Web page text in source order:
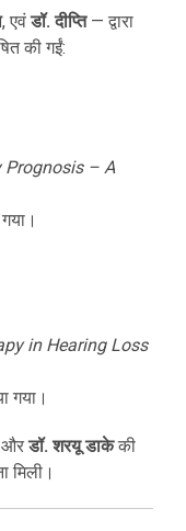
, एवंडॉ. दीप्ति— द्वारा
की गईं:
Prognosis – A
in Hearing Loss
गया।
औरडॉ. शरयू डाकेकी
मिली।